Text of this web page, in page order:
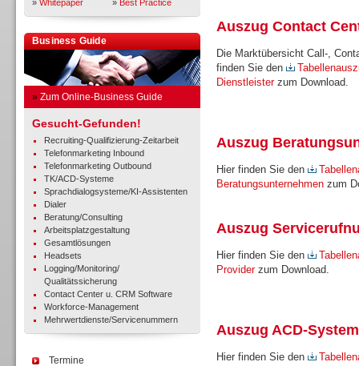
» Whitepaper » Best Practice
Business Guide
» Zum Online-Business Guide
Gesucht-Gefunden!
Recruiting-Qualifizierung-Zeitarbeit
Telefonmarketing Inbound
Telefonmarketing Outbound
TK/ACD-Systeme
Sprachdialogsysteme/KI-Assistenten
Dialer
Beratung/Consulting
Arbeitsplatzgestaltung
Gesamtlösungen
Headsets
Logging/Monitoring/
Qualitätssicherung
Contact Center u. CRM Software
Workforce-Management
Mehrwertdienste/Servicenummern
Termine
Auszug Contact
Die Marktübersicht Call-,
finden Sie den
Dienstleisterzum Download.
Auszug
Hier finden Sie den
Beratungsunternehmen zum
Auszug
Hier finden Sie den
Provider zum Download.
Auszug ACD-
Hier finden Sie den